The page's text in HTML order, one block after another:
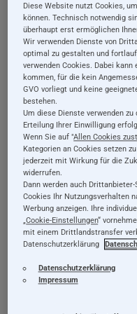
Filter
1
Holzspielzeug
Steiff: Garderobe
5 Haken, 44 x 19 cm
40 %
Sonderangebot
29,99 €49,99 €
Details
Diese Website nutzt Cookies,
können. Technisch notwendig
überhaupt erst ermöglichen
Wir verwenden Dienste von
optimal zu gestalten und
verwenden Cookies. Dabei
kommen, für die kein
GVO vorliegt und keine
bestehen.
Um diese Dienste verwenden
Erteilung Ihrer Einwilligung
Wenn Sie auf "Allen Cookies
Kategorien an Cookies setzen
jederzeit mit Wirkung für die
widerrufen.
Dann werden auch
Cookies Ihr Nutzungsverhalten
Werbung anzeigen. Ihre
„Cookie-Einstellungen“
mit einem Drittlandstransfer
Datenschutzerklärung
Datenschutzerklärung
Impressum